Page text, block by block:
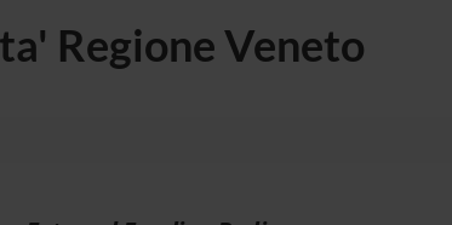
Regione Veneto